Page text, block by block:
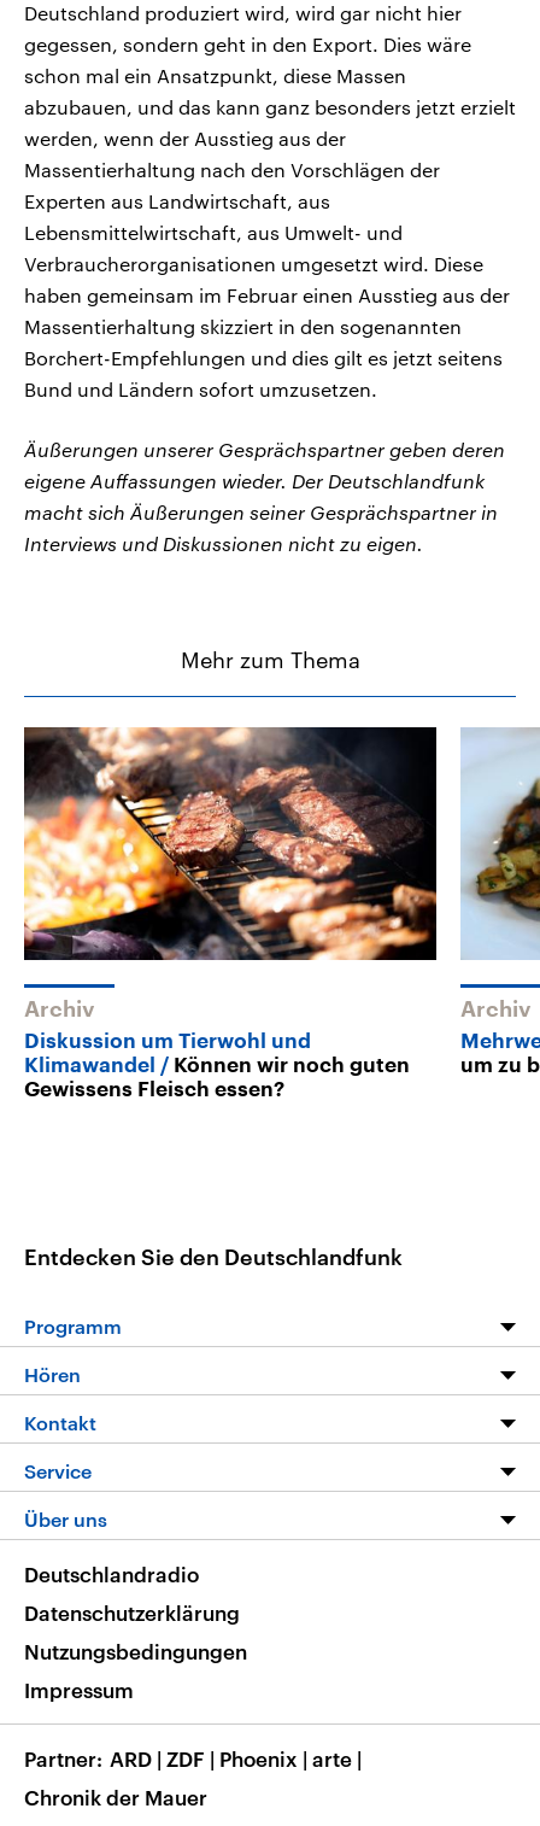
Deutschland produziert wird, wird gar nicht hier
gegessen, sondern geht in den Export. Dies wäre
schon mal ein Ansatzpunkt, diese Massen
abzubauen, und das kann ganz besonders jetzt erzielt
werden, wenn der Ausstieg aus der
Massentierhaltung nach den Vorschlägen der
Experten aus Landwirtschaft, aus
Lebensmittelwirtschaft, aus Umwelt- und
Verbraucherorganisationen umgesetzt wird. Diese
haben gemeinsam im Februar einen Ausstieg aus der
Massentierhaltung skizziert in den sogenannten
Borchert-Empfehlungen und dies gilt es jetzt seitens
Bund und Ländern sofort umzusetzen.
Äußerungen unserer Gesprächspartner geben deren
eigene Auffassungen wieder. Der Deutschlandfunk
macht sich Äußerungen seiner Gesprächspartner in
Interviews und Diskussionen nicht zu eigen.
Mehr zum Thema
Archiv
Diskussion um Tierwohl und
Klimawandel
Können wir noch guten
Gewissens Fleisch essen?
Archiv
um zu
Entdecken Sie den Deutschlandfunk
Programm
Programm
Die Nachrichten
Nachrichtenleicht
Neue Beiträge auf dlf.de
Hören
Livestream
Podcasts
Deutschlandfunk App
Nachrichten App
Frequenzen
Kontakt
Hörerservice
Service
FAQ
Veranstaltungen
Musikliste
RSS
Über uns
Barrierefreiheit
Deutschlandradio
Datenschutzerklärung
Nutzungsbedingungen
Impressum
Partner ARD | ZDF | Phoenix | arte |
Chronik der Mauer